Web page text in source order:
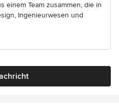
einem Team zusammen, die in
Ingenieurwesen und